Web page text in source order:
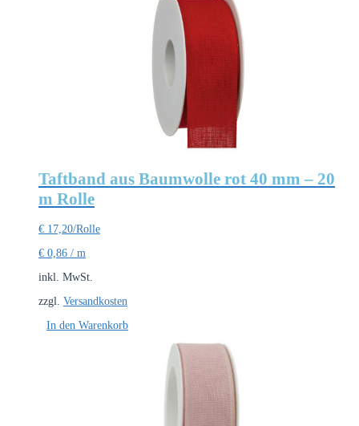
Taftband aus Baumwolle rot 40 mm – 20
m Rolle
€ 17,20/Rolle
€ 0,86 / m
inkl. MwSt.
zzgl. Versandkosten
In den Warenkorb